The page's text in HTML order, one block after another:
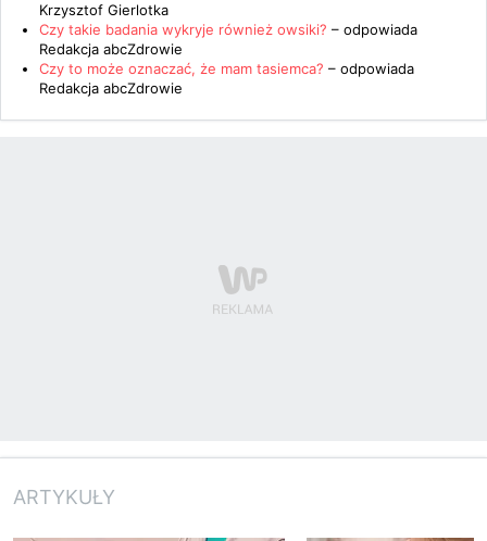
Krzysztof Gierlotka
Czy takie badania wykryje również owsiki? – odpowiada
Redakcja abcZdrowie
Czy to może oznaczać, że mam tasiemca? – odpowiada
Redakcja abcZdrowie
ARTYKUŁY